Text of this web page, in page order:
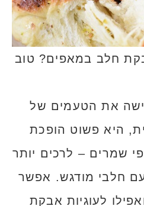
חלב במאפים? טוב
את הטעמים של
היא פשוט הופכת
שמרים – לרכים יותר
חלבי מודגש. אפשר
לעוגיות אבקת